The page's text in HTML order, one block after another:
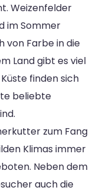
Weizenfelder
im Sommer
von Farbe in die
Land gibt es viel
finden sich
beliebte
zum Fang
Klimas immer
Neben dem
auch die